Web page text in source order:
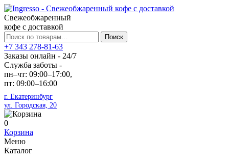
Свежеобжаренный
кофе с доставкой
Искать:
Поиск
+7 343 278-81-63
Заказы онлайн - 24/7
Служба заботы -
пн–чт: 09:00–17:00,
пт: 09:00–16:00
г. Екатеринбург
ул. Городская, 20
0
Корзина
Меню
Каталог